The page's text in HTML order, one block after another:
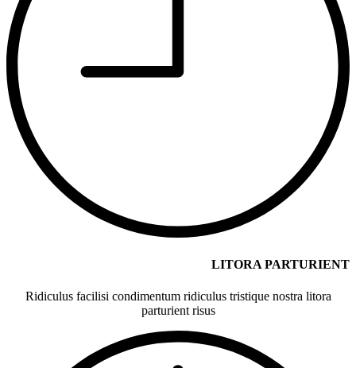
LITORA PARTURIENT
Ridiculus facilisi condimentum ridiculus tristique nostra litora
parturient risus